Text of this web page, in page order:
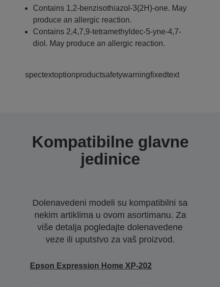
Contains 1,2-benzisothiazol-3(2H)-one. May
produce an allergic reaction.
Contains 2,4,7,9-tetramethyldec-5-yne-4,7-
diol. May produce an allergic reaction.
spectextoptionproductsafetywarningfixedtext
Kompatibilne glavne
jedinice
Dolenavedeni modeli su kompatibilni sa
nekim artiklima u ovom asortimanu. Za
više detalja pogledajte dolenavedene
veze ili uputstvo za vaš proizvod.
Epson Expression Home XP-202